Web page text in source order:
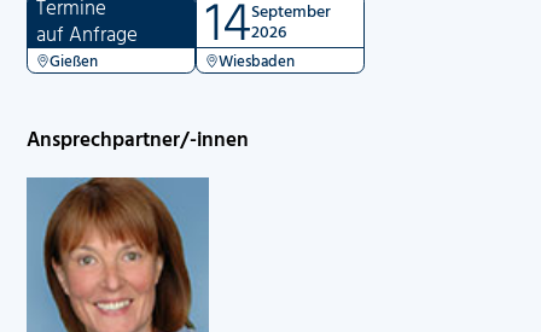
Termine
auf Anfrage
Gießen 14September
2026
Wiesbaden
Ansprechpartner/-innen